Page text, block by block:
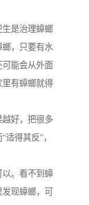
生是治理蟑螂
，只要有水
能会从外面
有蟑螂就得
好，把很多
得其反”，
以。看不到蟑
现蟑螂，可